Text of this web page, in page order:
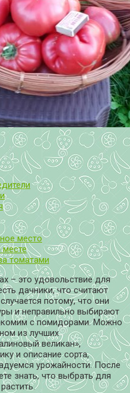
место
месте
томатами
– это удовольствие для
дачники, что считают
потому, что они
и неправильно выбирают
с помидорами. Можно
из лучших
великан»,
и описание сорта,
урожайности. После
знать, что выбрать для